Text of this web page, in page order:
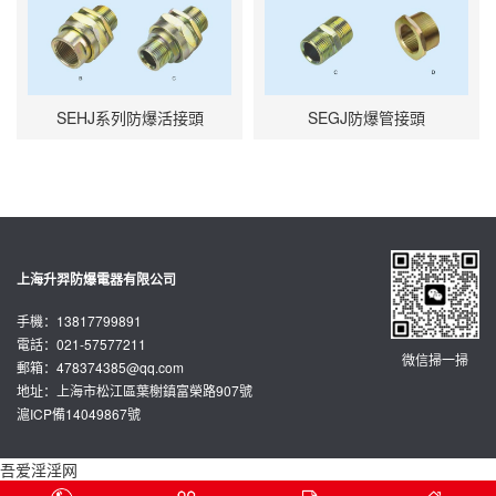
SEHJ系列防爆活接頭 SEGJ防爆管接頭
微信掃一掃
上海升羿防爆電器有限公司
手機：13817799891
電話：021-57577211
郵箱： 478374385@qq.com
地址：上海市松江區葉榭鎮富榮路907號
滬ICP備14049867號
吾爱淫淫网